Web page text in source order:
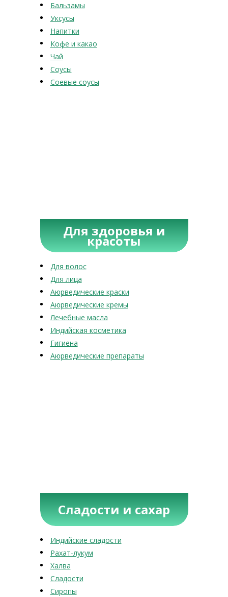
Бальзамы
Уксусы
Напитки
Кофе и какао
Чай
Соусы
Соевые соусы
Для здоровья и
красоты
Для волос
Для лица
Аюрведические краски
Аюрведические кремы
Лечебные масла
Индийская косметика
Гигиена
Аюрведические препараты
Сладости и сахар
Индийские сладости
Рахат-лукум
Халва
Сладости
Сиропы